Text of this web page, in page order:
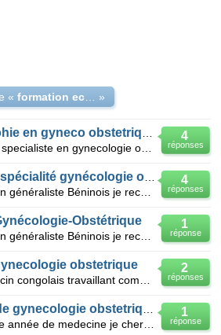
« »
4
réponses
4
réponses
1
réponse
Obstétrique
2
réponses
obstetrique
1
réponse